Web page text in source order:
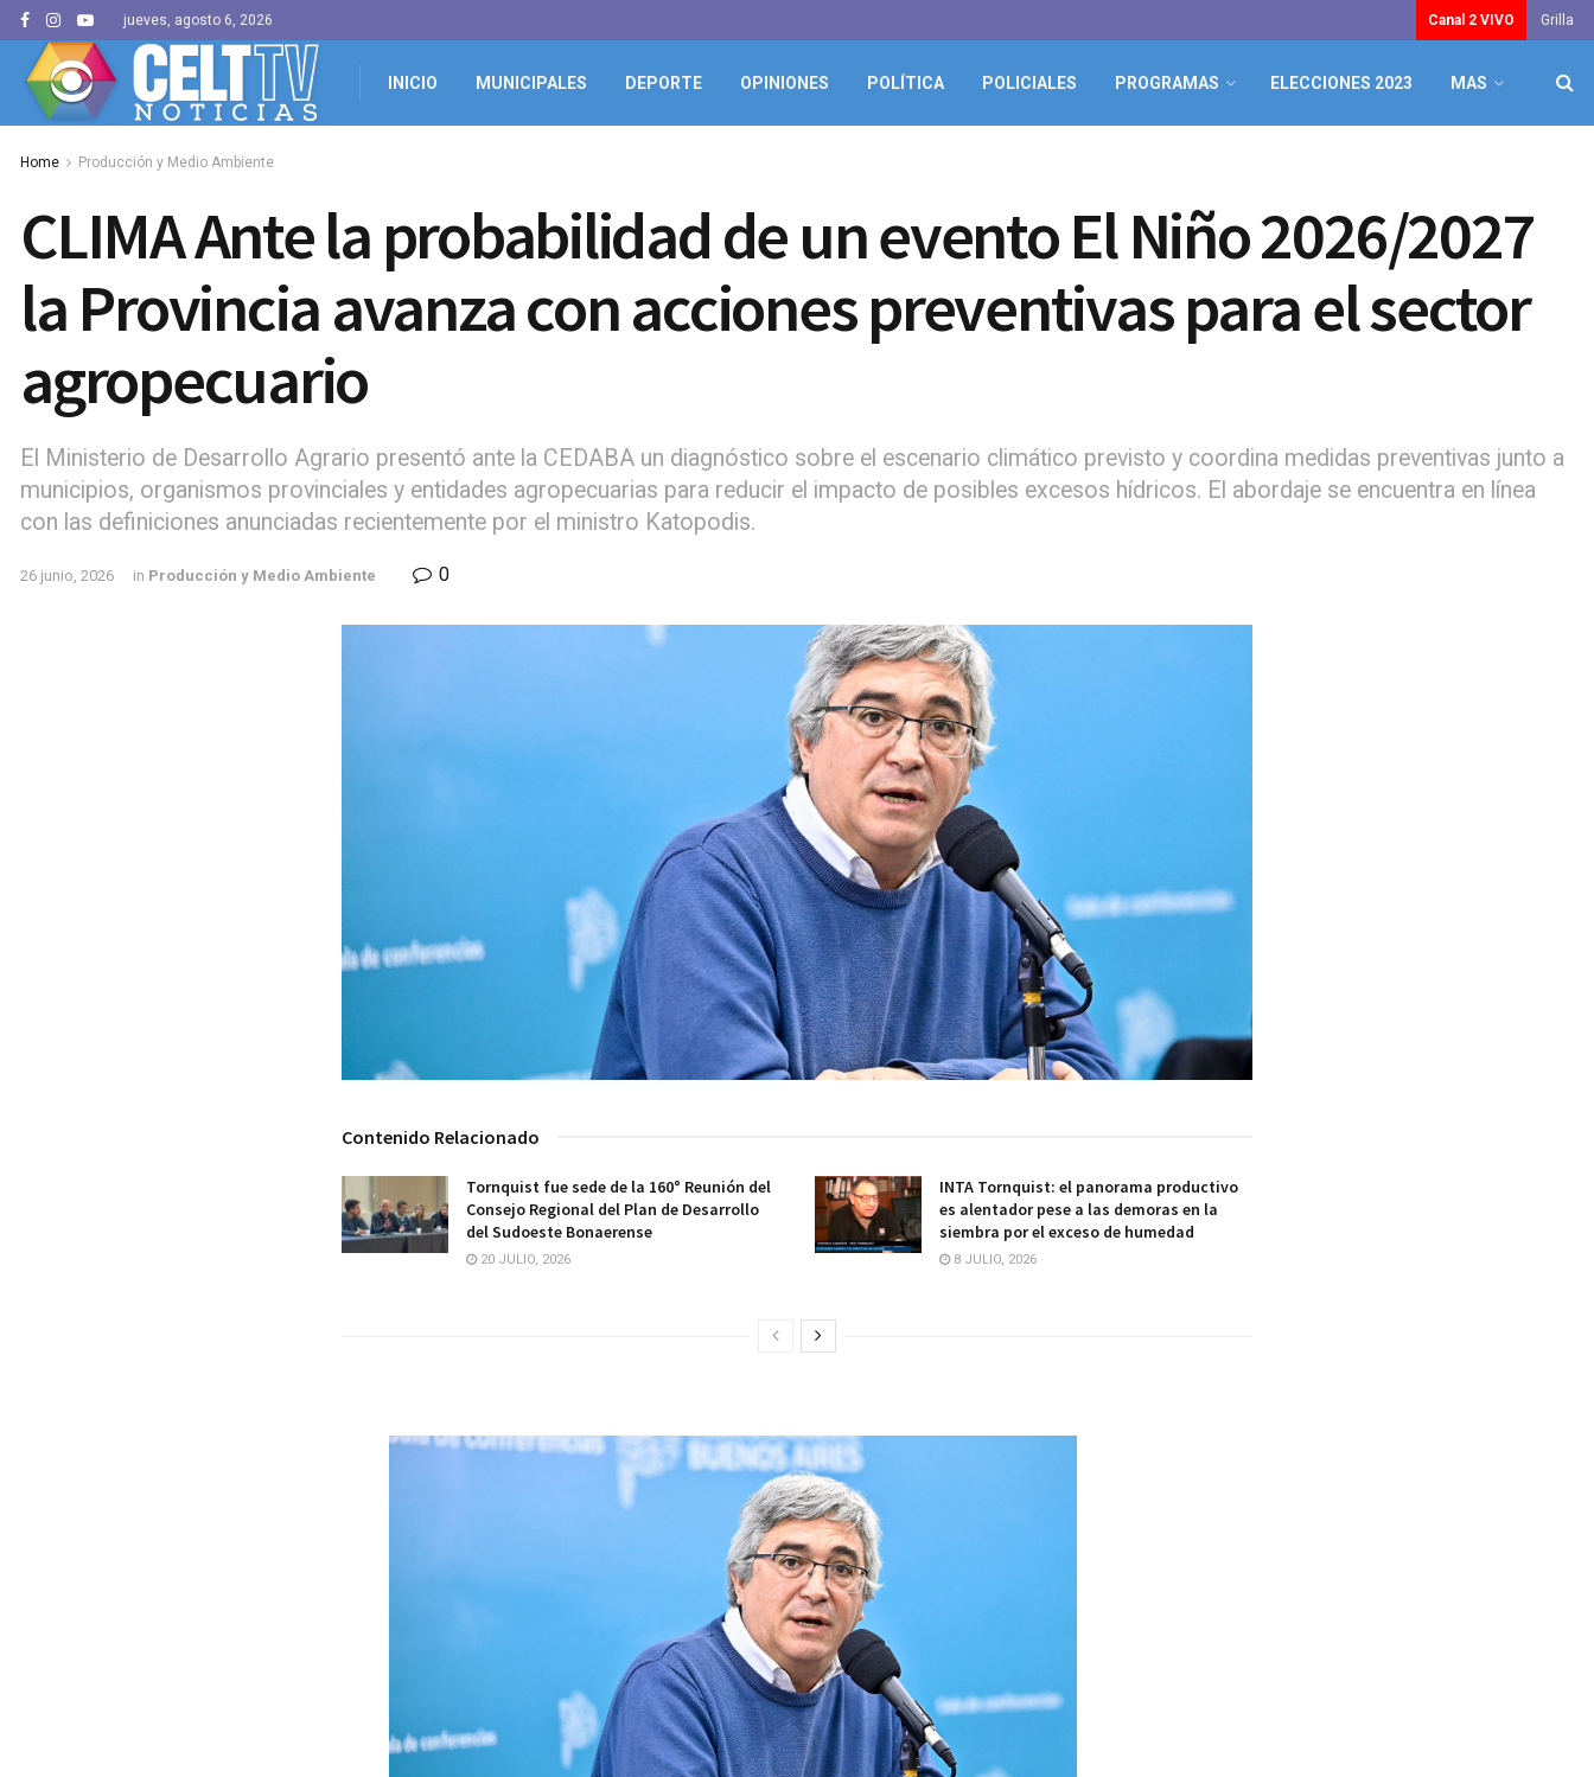
jueves, agosto 6, 2026 Canal 2 VIVO Grilla
INICIO MUNICIPALES DEPORTE OPINIONES POLÍTICA POLICIALES PROGRAMAS ELECCIONES 2023 MAS
Home Producción y Medio Ambiente
CLIMA Ante la probabilidad de un evento El Niño 2026/2027
la Provincia avanza con acciones preventivas para el sector
agropecuario
El Ministerio de Desarrollo Agrario presentó ante la CEDABA un diagnóstico sobre el escenario climático previsto y coordina medidas preventivas junto a
municipios, organismos provinciales y entidades agropecuarias para reducir el impacto de posibles excesos hídricos. El abordaje se encuentra en línea
con las definiciones anunciadas recientemente por el ministro Katopodis.
26 junio, 2026 in Producción y Medio Ambiente 0
Contenido Relacionado
Tornquist fue sede de la 160° Reunión del
Consejo Regional del Plan de Desarrollo
del Sudoeste Bonaerense
20 JULIO, 2026
INTA Tornquist: el panorama productivo
es alentador pese a las demoras en la
siembra por el exceso de humedad
8 JULIO, 2026